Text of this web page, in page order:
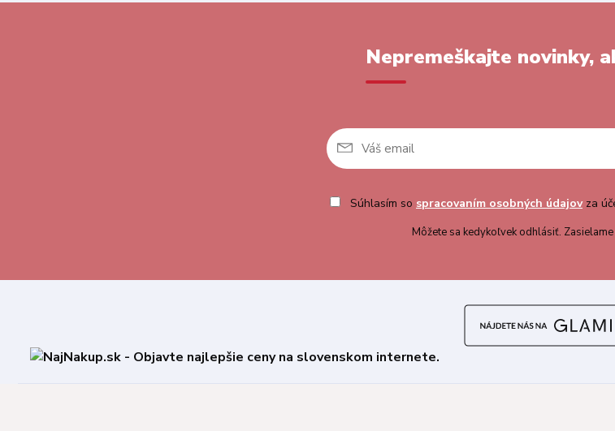
Nepremeškajte novinky,
Súhlasím so spracovaním osobných údajovza
Môžete sa kedykoľvek odhlásiť.